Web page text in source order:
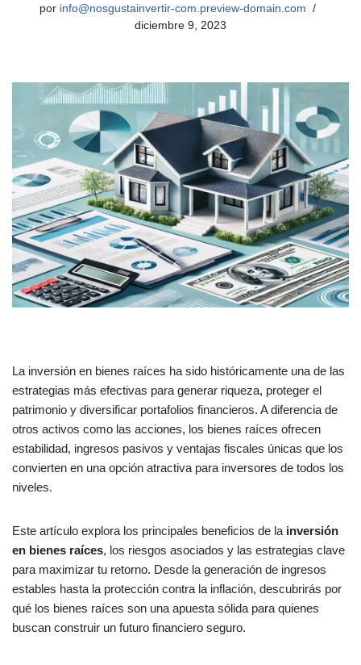
por info@nosgustainvertir-com.preview-domain.com
diciembre 9, 2023
La inversión en bienes raíces ha sido históricamente una de las
estrategias más efectivas para generar riqueza, proteger el
patrimonio y diversificar portafolios financieros. A diferencia de
otros activos como las acciones, los bienes raíces ofrecen
estabilidad, ingresos pasivos y ventajas fiscales únicas que los
convierten en una opción atractiva para inversores de todos los
niveles.
Este artículo explora los principales beneficios de la inversión
en bienes raíces, los riesgos asociados y las estrategias clave
para maximizar tu retorno. Desde la generación de ingresos
estables hasta la protección contra la inflación, descubrirás por
qué los bienes raíces son una apuesta sólida para quienes
buscan construir un futuro financiero seguro.